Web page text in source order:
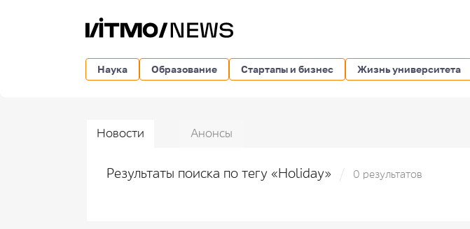
Наука Образование Стартапы и бизнес Жизнь университета
Новости Анонсы
Результаты поиска по тегу «Holiday» 0 результатов